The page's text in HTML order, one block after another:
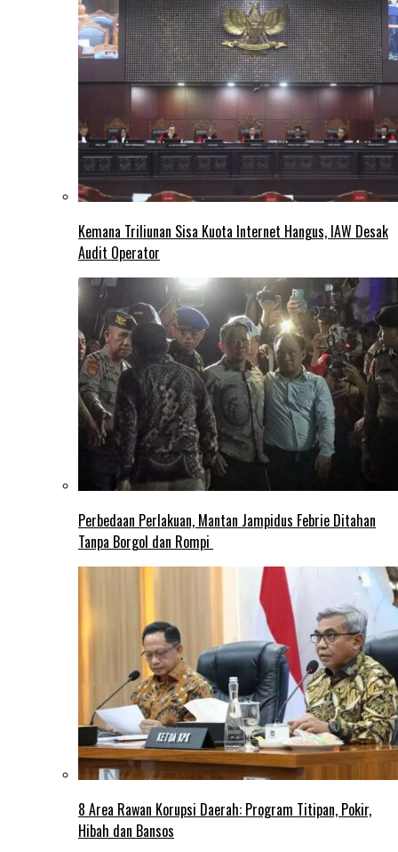
Kemana Triliunan Sisa Kuota Internet Hangus, IAW Desak
Audit Operator
Perbedaan Perlakuan, Mantan Jampidus Febrie Ditahan
Tanpa Borgol dan Rompi
8 Area Rawan Korupsi Daerah: Program Titipan, Pokir,
Hibah dan Bansos